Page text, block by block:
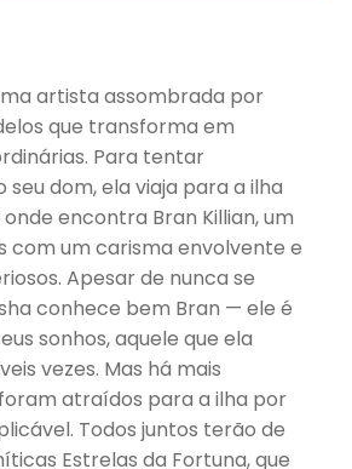
artista assombrada por
que transforma em
Para tentar
dom, ela viaja para a ilha
encontra Bran Killian, um
com um carisma envolvente e
Apesar de nunca se
conhece bem Bran — ele é
sonhos, aquele que ela
vezes. Mas há mais
atraídos para a ilha por
Todos juntos terão de
Estrelas da Fortuna, que